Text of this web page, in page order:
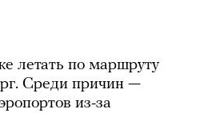
летать по маршруту
Среди причин —
из-за